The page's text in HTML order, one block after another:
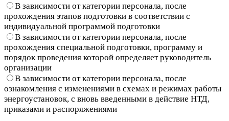
В зависимости от категории персонала, после
прохождения этапов подготовки в соответствии с
индивидуальной программой подготовки
В зависимости от категории персонала, после
прохождения специальной подготовки, программу и
порядок проведения которой определяет руководитель
организации
В зависимости от категории персонала, после
ознакомления с изменениями в схемах и режимах работы
энергоустановок, с вновь введенными в действие НТД,
приказами и распоряжениями